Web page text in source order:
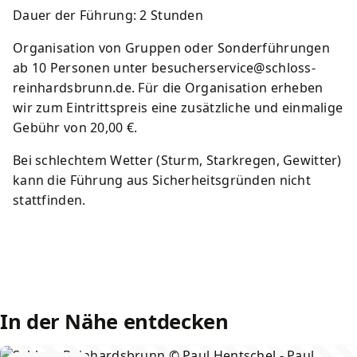
Dauer der Führung: 2 Stunden
Organisation von Gruppen oder Sonderführungen
ab 10 Personen unter besucherservice@schloss-
reinhardsbrunn.de. Für die Organisation erheben
wir zum Eintrittspreis eine zusätzliche und einmalige
Gebühr von 20,00 €.
Bei schlechtem Wetter (Sturm, Starkregen, Gewitter)
kann die Führung aus Sicherheitsgründen nicht
stattfinden.
In der Nähe entdecken